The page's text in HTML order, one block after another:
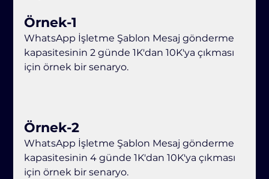
Örnek-1
WhatsApp İşletme Şablon Mesaj gönderme
kapasitesinin 2 günde 1K'dan 10K'ya çıkması
için örnek bir senaryo.
Örnek-2
WhatsApp İşletme Şablon Mesaj gönderme
kapasitesinin 4 günde 1K'dan 10K'ya çıkması
için örnek bir senaryo.